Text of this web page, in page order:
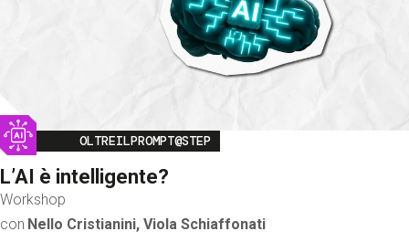
Image
OLTREILPROMPT@STEP
L’AI è intelligente?
Workshop
con Nello Cristianini, Viola Schiaffonati